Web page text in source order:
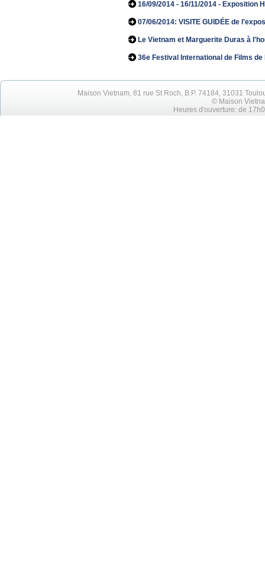
16/09/2014 - 16/11/2014 - Exposition
07/06/2014: VISITE GUIDÉE de
Le Vietnam et Marguerite Duras à
36e Festival International de Films
Maison Vietnam, 81 rue St Roch, B.P. 74184, 31031
© Maison
Heures d'ouverture: de